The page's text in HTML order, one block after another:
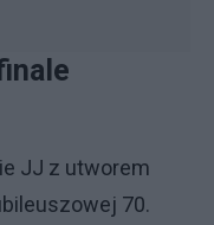
JJ z utworem
70.